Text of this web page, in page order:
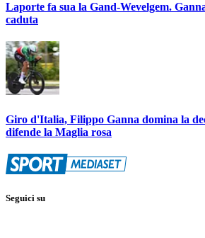
Laporte fa sua la Gand-Wevelgem.
caduta
Giro d'Italia, Filippo Ganna domina la
difende la Maglia rosa
Seguici su